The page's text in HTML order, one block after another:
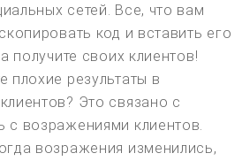
сетей. Все, что вам
код и вставить его
получите своих клиентов!
плохие результаты в
Это связано с
с возражениями клиентов.
возражения изменились,